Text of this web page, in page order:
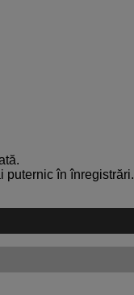
puternic în înregistrări.